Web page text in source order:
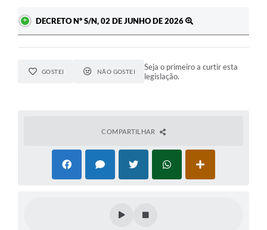
DECRETO Nº S/N, 02 DE JUNHO DE 2026
GOSTEI NÃO GOSTEI
Seja o primeiro a curtir esta
legislação.
COMPARTILHAR